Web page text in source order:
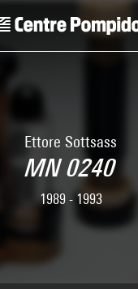
Ettore Sottsass
MN 0240
1989 - 1993